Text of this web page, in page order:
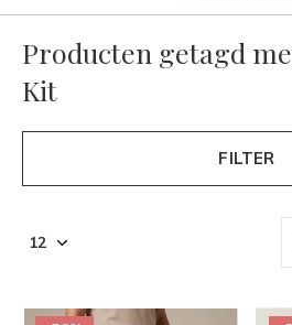
Producten getagd
Kit
FILTER